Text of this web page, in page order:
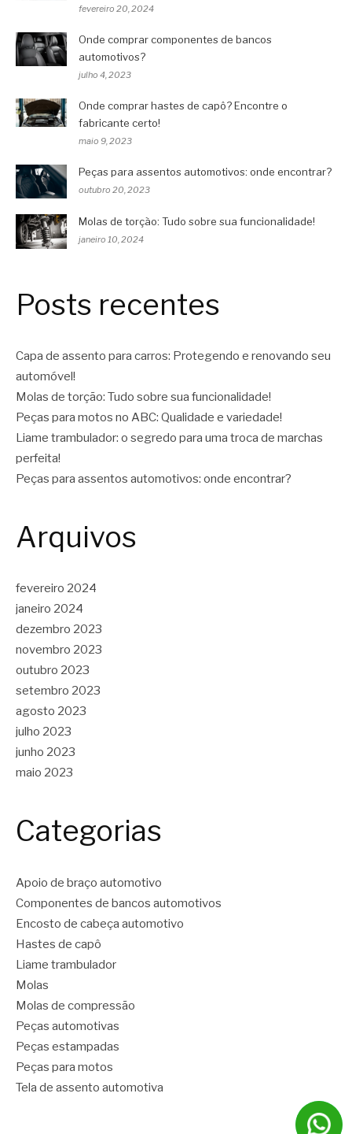
fevereiro 20, 2024
Onde comprar componentes de bancos
automotivos?
julho 4, 2023
Onde comprar hastes de capô? Encontre o
fabricante certo!
maio 9, 2023
Peças para assentos automotivos: onde encontrar?
outubro 20, 2023
Molas de torção: Tudo sobre sua funcionalidade!
janeiro 10, 2024
Posts recentes
Capa de assento para carros: Protegendo e renovando seu
automóvel!
Molas de torção: Tudo sobre sua funcionalidade!
Peças para motos no ABC: Qualidade e variedade!
Liame trambulador: o segredo para uma troca de marchas
perfeita!
Peças para assentos automotivos: onde encontrar?
Arquivos
fevereiro 2024
janeiro 2024
dezembro 2023
novembro 2023
outubro 2023
setembro 2023
agosto 2023
julho 2023
junho 2023
maio 2023
Categorias
Apoio de braço automotivo
Componentes de bancos automotivos
Encosto de cabeça automotivo
Hastes de capô
Liame trambulador
Molas
Molas de compressão
Peças automotivas
Peças estampadas
Peças para motos
Tela de assento automotiva